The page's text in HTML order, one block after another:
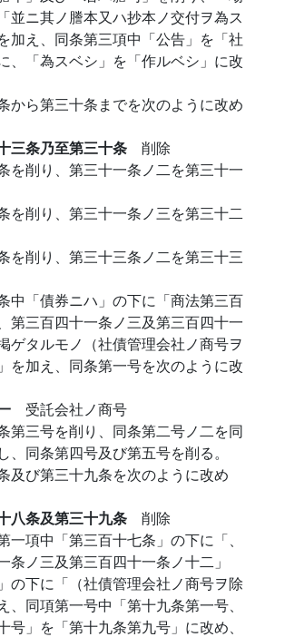
並ニ其ノ謄本又ハ抄本ノ交付ヲ為ス
加え、同条第三項中「公告」を「社
、「為スベシ」を「作ルベシ」に改
から第三十条までを次のように改め
三条乃至第三十条 削除
を削り、第三十一条ノ二を第三十一
を削り、第三十一条ノ三を第三十二
を削り、第三十三条ノ二を第三十三
中「債券ニハ」の下に「商法第三百
第三百四十一条ノ三及第三百四十一
ゲタルモノ（社債管理会社ノ商号ヲ
を加え、同条第一号を次のように改
受託会社ノ商号
第三号を削り、同条第二号ノ二を同
、同条第四号及び第五号を削る。
及び第三十九条を次のように改め
八条及第三十九条 削除
一項中「第三百十七条」の下に「、
条ノ三及第三百四十一条ノ十二」
の下に「（社債管理会社ノ商号ヲ除
、同項第一号中「第十九条第一号、
号」を「第十九条第九号」に改め、